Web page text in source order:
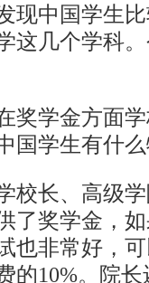
现中国学生
这几个学科
学金方面学
国学生有什
长、高级学
了奖学金，
也非常好，
的10%。院